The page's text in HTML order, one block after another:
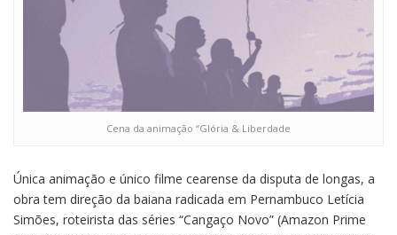
Cena da animação “Glória & Liberdade
Única animação e único filme cearense da disputa de longas, a
obra tem direção da baiana radicada em Pernambuco Letícia
Simões, roteirista das séries “Cangaço Novo” (Amazon Prime